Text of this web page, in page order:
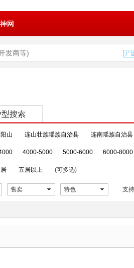
网
型搜索
阳山 连山壮族瑶族自治县 连南瑶族自治县
4000-5000 5000-6000 6000-8000
五居以上 (可多选)
售卖 特色 支